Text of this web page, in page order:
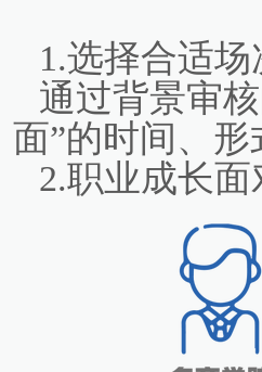
1.选择合适场
通过背景审
面”的时间、
2.职业成长面